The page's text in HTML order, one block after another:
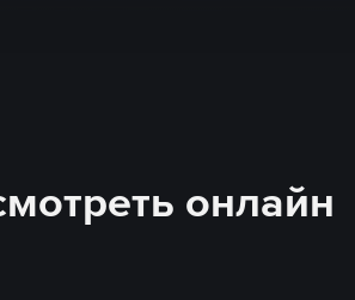
онлайн